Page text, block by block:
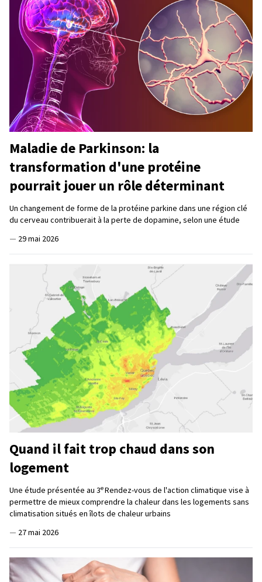
Maladie de Parkinson: la
transformation d'une protéine
pourrait jouer un rôle déterminant
Un changement de forme de la protéine parkine dans une région clé
du cerveau contribuerait à la perte de dopamine, selon une étude
— 29 mai 2026
Quand il fait trop chaud dans son
logement
Une étude présentée au 3eRendez-vous de l'action climatique vise à
permettre de mieux comprendre la chaleur dans les logements sans
climatisation situés en îlots de chaleur urbains
— 27 mai 2026